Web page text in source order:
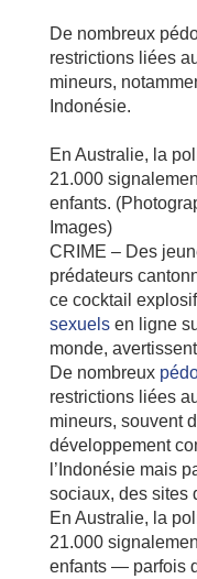
De nombreux
restrictions liées
mineurs,
Indonésie.
En Australie, la
21.000
enfants.
Images)
CRIME – Des
prédateurs
ce cocktail
sexuelsen ligne
monde,
De nombreux
restrictions liées
mineurs, souvent
développement
l’Indonésie mais
sociaux, des sites
En Australie, la
21.000
enfants ― parfois